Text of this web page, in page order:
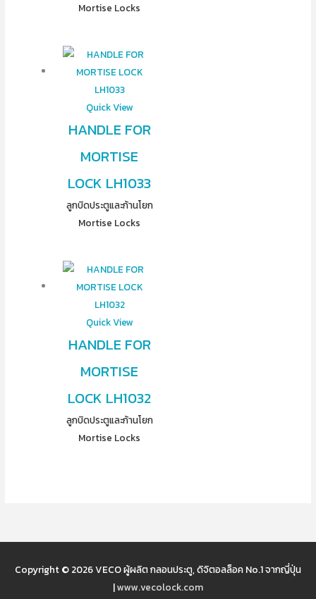
Mortise Locks
Quick View
HANDLE FOR
MORTISE
LOCK LH1033
ลูกบิดประตูและก้านโยก
Mortise Locks
Quick View
HANDLE FOR
MORTISE
LOCK LH1032
ลูกบิดประตูและก้านโยก
Mortise Locks
Copyright © 2026VECO ผู้ผลิต กลอนประตู, ดิจิตอลล็อค No.1 จากญี่ปุ่น
|www.vecolock.com